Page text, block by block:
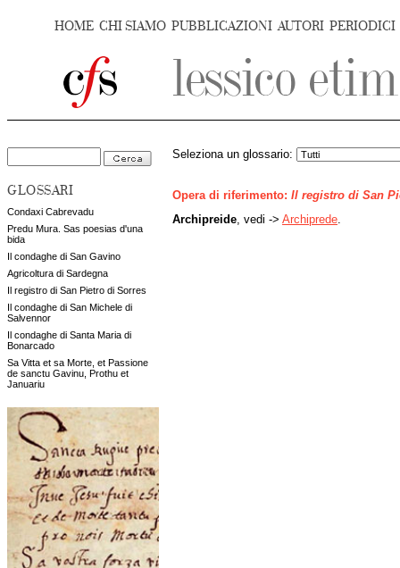
HOME CHI SIAMO PUBBLICAZIONI AUTORI PERIODICI
GLOSSARI
Condaxi Cabrevadu
Predu Mura. Sas poesias d'una
bida
Il condaghe di San Gavino
Agricoltura di Sardegna
Il registro di San Pietro di Sorres
Il condaghe di San Michele di
Salvennor
Il condaghe di Santa Maria di
Bonarcado
Sa Vitta et sa Morte, et Passione
de sanctu Gavinu, Prothu et
Januariu
Seleziona un glossario:
Opera di riferimento: Il registro di San
Archipreide , vedi -> Archiprede